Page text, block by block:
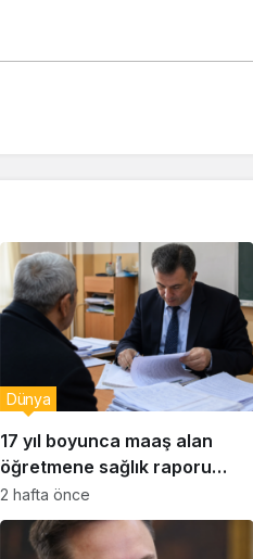
17 yıl boyunca maaş alan
öğretmene sağlık raporu
soruşturması
Dünya
2 hafta önce